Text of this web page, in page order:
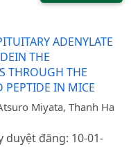
ADENYLATE
THE
THROUGH THE
PEPTIDE IN MICE
Miyata, Thanh Ha
duyệt đăng: 10-01-